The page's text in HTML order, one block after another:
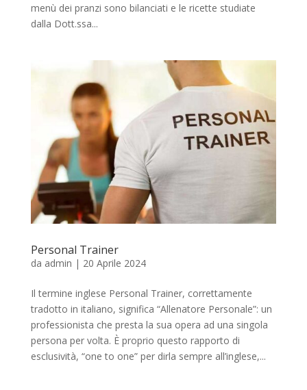
menù dei pranzi sono bilanciati e le ricette studiate
dalla Dott.ssa...
Personal Trainer
da admin | 20 Aprile 2024
Il termine inglese Personal Trainer, correttamente
tradotto in italiano, significa “Allenatore Personale”: un
professionista che presta la sua opera ad una singola
persona per volta. È proprio questo rapporto di
esclusività, “one to one” per dirla sempre all’inglese,...